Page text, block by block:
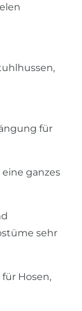
für
ganzes
sehr
Hosen,